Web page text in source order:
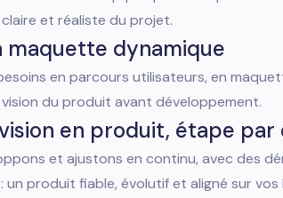
et réaliste du projet.
maquette dynamique
en parcours utilisateurs, en
du produit avant développement.
en produit, étape par
et ajustons en continu, avec des
un produit fiable, évolutif et aligné sur vos